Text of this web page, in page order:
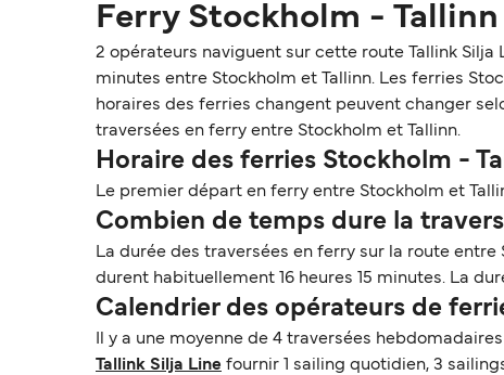
Ferry Stockholm - Tallinn
2 opérateurs naviguent sur cette route Tallink Silja
minutes entre Stockholm et Tallinn. Les ferries
horaires des ferries changent peuvent changer
traversées en ferry entre Stockholm et Tallinn.
Horaire des ferries Stockholm -
Le premier départ en ferry entre Stockholm et
Combien de temps dure la
La durée des traversées en ferry sur la route
durent habituellement 16 heures 15 minutes. La
Calendrier des opérateurs de
Il y a une moyenne de 4 traversées
Tallink Silja Line fournir 1 sailing quotidien, 3